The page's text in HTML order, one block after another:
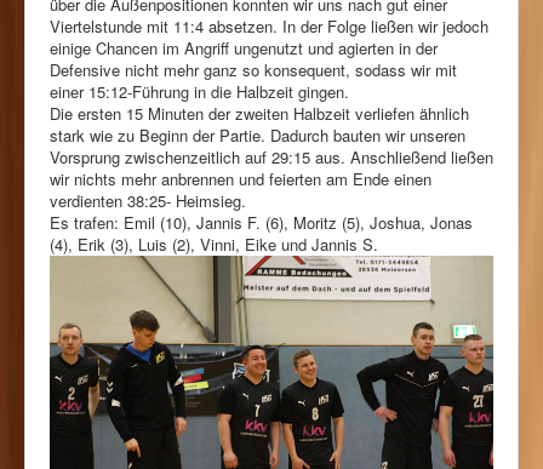
Viertelstunde mit 11:4 absetzen. In der Folge ließen wir jedoch
einige Chancen im Angriff ungenutzt und agierten in der
Defensive nicht mehr ganz so konsequent, sodass wir mit
einer 15:12-Führung in die Halbzeit gingen.
Die ersten 15 Minuten der zweiten Halbzeit verliefen ähnlich
stark wie zu Beginn der Partie. Dadurch bauten wir unseren
Vorsprung zwischenzeitlich auf 29:15 aus. Anschließend ließen
wir nichts mehr anbrennen und feierten am Ende einen
verdienten 38:25- Heimsieg.
Es trafen: Emil (10), Jannis F. (6), Moritz (5), Joshua, Jonas
(4), Erik (3), Luis (2), Vinni, Eike und Jannis S.